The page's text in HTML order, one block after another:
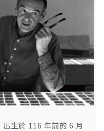
生於 116 年前的 6 月